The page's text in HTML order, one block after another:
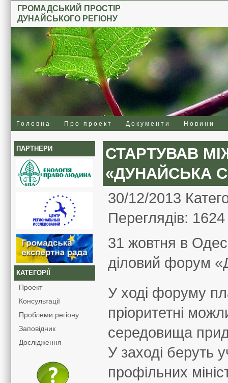
ГРОМАДСЬКИЙ ПРОСТІР
ДУНАЙСЬКОГО РЕГІОНУ
Головна Про проект Документи Новини
ПАРТНЕРИ
КАТЕГОРІЇ
Проект
Консультації
Проблеми регіону
Заповідник
Дослідження
СТАРТУВАВ
«ДУНАЙСЬКА
30/12/2013
Переглядів: 1624
31 жовтня в
діловий форум
У ході форуму
пріоритетні
середовища
У заході беруть
профільних